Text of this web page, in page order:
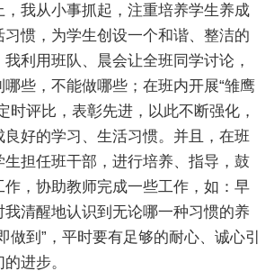
，我从小事抓起，注重培养学生养成
习惯，为学生创设一个和谐、整洁的
利用班队、晨会让全班同学讨论，
些，不能做哪些；在班内开展“雏鹰
时评比，表彰先进，以此不断强化，
好的学习、生活习惯。并且，在班
生担任班干部，进行培养、指导，鼓
作，协助教师完成一些工作，如：早
清醒地认识到无论哪一种习惯的养
做到”，平时要有足够的耐心、诚心引
进步。